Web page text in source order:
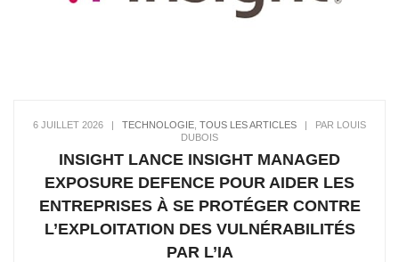
6 JUILLET 2026 | TECHNOLOGIE TOUS LES ARTICLES | PAR LOUIS
DUBOIS
INSIGHT LANCE INSIGHT MANAGED
EXPOSURE DEFENCE POUR AIDER LES
ENTREPRISES À SE PROTÉGER CONTRE
L’EXPLOITATION DES VULNÉRABILITÉS
PAR L’IA